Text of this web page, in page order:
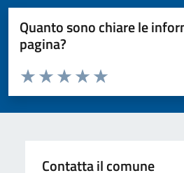
Quanto sono chiare le
pagina?
Valuta da 1 a 5 stelle la pagina
Valuta 5 stelle su 5
Valuta 4 stelle su 5
Valuta 3 stelle su 5
Valuta 2 stelle su 5
Valuta 1 stelle su 5
Contatta il comune